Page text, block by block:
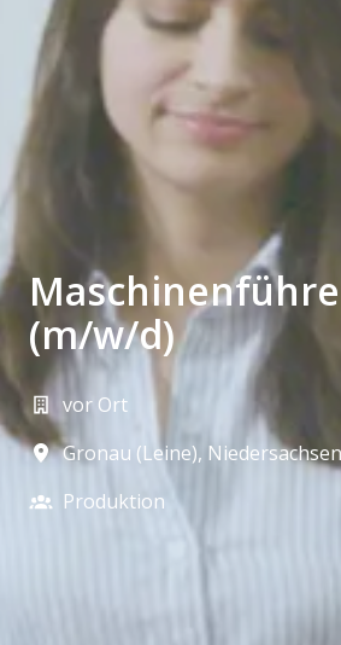
(m/w/d)
vor Ort
Gronau (Leine), Niedersachsen
Produktion